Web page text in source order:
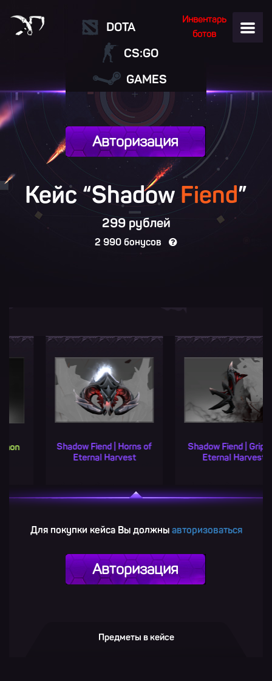
Инвентарь
ботов
DOTA
CS:GO
GAMES
Авторизация
Кейс “Shadow Fiend”
299 рублей
2 990 бонусов
Shadow Fiend | Horns of
Eternal Harvest
Shadow Fiend | Grips of
Eternal Harvest
Для покупки кейса Вы должны авторизоваться
Авторизация
Предметы в кейсе